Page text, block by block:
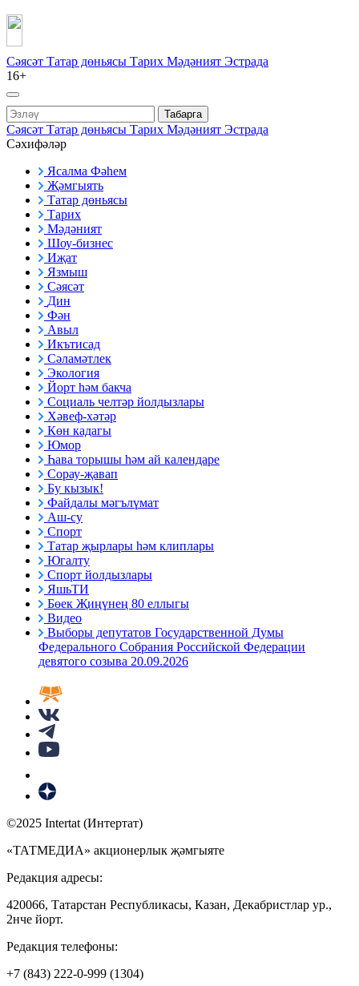
Сәясәт Татар дөньясы Тарих Мәдәният Эстрада
16+
Табарга
Сәясәт Татар дөньясы Тарих Мәдәният Эстрада
Сәхифәләр
Ясалма Фәһем
Җәмгыять
Татар дөньясы
Тарих
Мәдәният
Шоу-бизнес
Иҗат
Язмыш
Сәясәт
Дин
Фән
Авыл
Икътисад
Сәламәтлек
Экология
Йорт һәм бакча
Социаль челтәр йолдызлары
Хәвеф-хәтәр
Көн кадагы
Юмор
Һава торышы һәм ай календаре
Сорау-җавап
Бу кызык!
Файдалы мәгълүмат
Аш-су
Спорт
Татар җырлары һәм клиплары
Югалту
Спорт йолдызлары
ЯшьТИ
Бөек Җиңүнең 80 еллыгы
Видео
Выборы депутатов Государственной Думы
Федерального Собрания Российской Федерации
девятого созыва 20.09.2026
©2025 Intertat (Интертат)
«ТАТМЕДИА» акционерлык җәмгыяте
Редакция адресы:
420066, Татарстан Республикасы, Казан, Декабристлар ур.,
2нче йорт.
Редакция телефоны:
+7 (843) 222-0-999 (1304)